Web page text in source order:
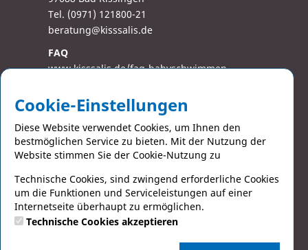
Tel. (0971) 121800-21
beratung@kisssalis.de
FAQ
www.kisssalis.de/faq-babyschwimmen
AGB
Datenschutz
Barrierefreiheit
Impressum
Social Media
Facebook
Instagram
Cookie-Einstellungen
Diese Website verwendet Cookies, um Ihnen den
bestmöglichen Service zu bieten. Mit der Nutzung der
Website stimmen Sie der Cookie-Nutzung zu
Technische Cookies, sind zwingend erforderliche Cookies
um die Funktionen und Serviceleistungen auf einer
Internetseite überhaupt zu ermöglichen.
Technische Cookies akzeptieren